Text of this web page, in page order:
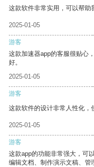
这款软件非常实用，可以帮助
2025-01-05
游客
这款加速器app的客服很贴心
好。
2025-01-05
游客
这款软件的设计非常人性化，
2025-01-05
游客
这款app的功能非常强大，可
编辑文档、制作演示文稿、管